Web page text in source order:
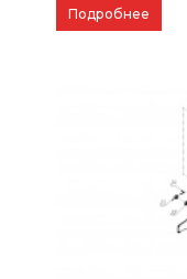
Подробнее